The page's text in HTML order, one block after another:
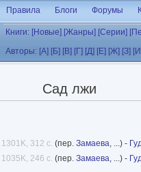
Правила Блоги Форумы
Книги: [Новые] [Жанры] [Серии]
Авторы: [А] [Б] [В] [Г] [Д] [Е] [Ж] [З]
Сад лжи
1301K, 312 с. (пер. Замаева, ...) -
1035K, 246 с. (пер. Замаева, ...) -